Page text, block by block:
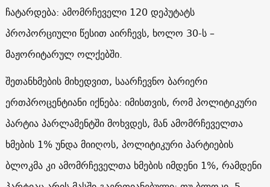
ჩატარდება: ამომრჩეველი 120 დეპუტატს
პროპორციული წესით აირჩევს, ხოლო 30-ს –
მაჟორიტარულ ოლქებში.
შეთანხმების მიხედვით, საარჩევნო ბარიერი
ერთპროცენტიანი იქნება: იმისთვის, რომ პოლიტიკური
პარტია პარლამენტში მოხვდეს, მან ამომრჩეველთა
ხმების 1% უნდა მიიღოს, პოლიტიკური პარტიების
ბლოკმა კი ამომრჩეველთა ხმების იმდენი 1%, რამდენი